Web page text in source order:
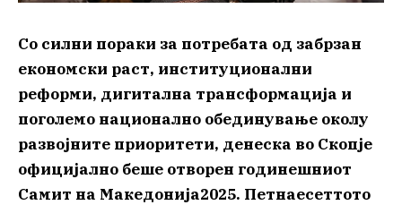
Со силни пораки за потребата од забрзан
економски раст, институционални
реформи, дигитална трансформација и
поголемо национално обединување околу
развојните приоритети, денеска во Скопје
официјално беше отворен годинешниот
Самит на Македонија2025. Петнаесеттото